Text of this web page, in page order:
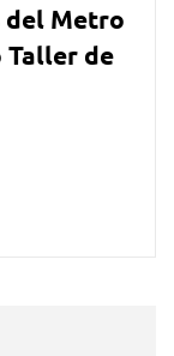
del Metro
Taller de